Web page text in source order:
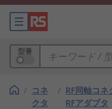
型番
/ コネ
クタ
/ RF同軸コネ
RFアダプタ